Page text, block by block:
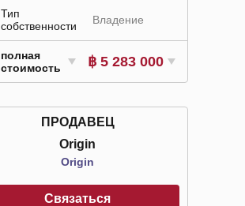
Тип
собственности
Владение
полная
стоимость
฿ 5 283 000
ПРОДАВЕЦ
Origin
Origin
Связаться